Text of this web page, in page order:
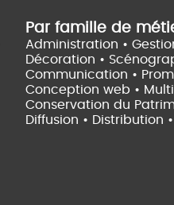
Par famille de
Administration •
Décoration •
Communication •
Conception web •
Conservation du
Diffusion • Distribution